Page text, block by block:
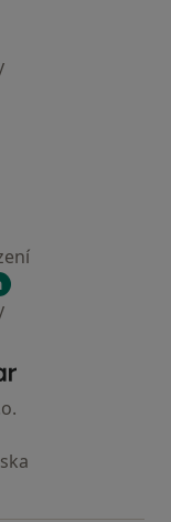
Hlavní stránka